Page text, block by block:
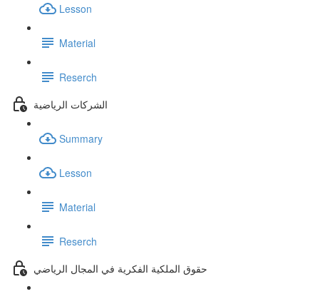
Lesson
Material
Reserch
الشركات الرياضية
Summary
Lesson
Material
Reserch
حقوق الملكية الفكرية في المجال الرياضي